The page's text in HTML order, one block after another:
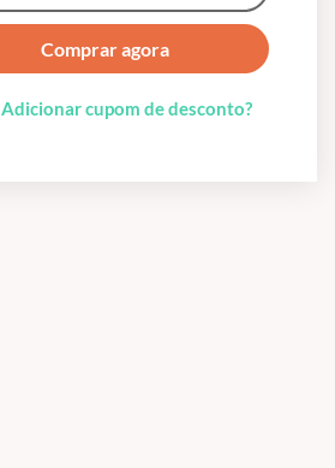
Comprar agora
Adicionar cupom de desconto?